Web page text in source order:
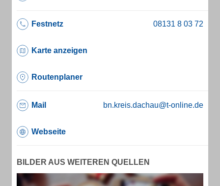
Festnetz
Karte anzeigen
Routenplaner
Mail bn.kreis.dachau@t-online.de
Webseite
BILDER AUS WEITEREN QUELLEN